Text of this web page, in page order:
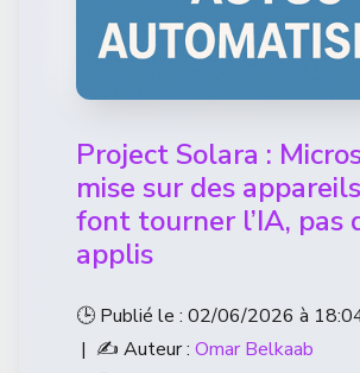
Project Solara :
mise sur des
font tourner l’IA, pas
applis
🕒 Publié le : 02/06/2026 à
| ✍️ Auteur : Omar Belkaab